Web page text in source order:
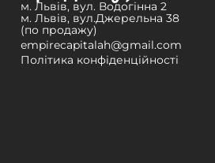
м. Львів, вул. Водогінна 2
м. Львів, вул.Джерельна 38
(по продажу)
empirecapitalah@gmail.com
Політика конфіденційності